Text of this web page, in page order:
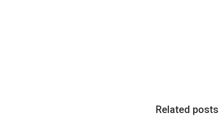
Related posts